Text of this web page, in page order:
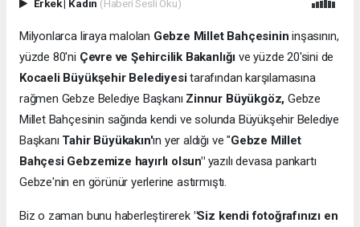
Erkek| Kadın (Haberi Sesli Oku)
Milyonlarca liraya malolan Gebze Millet Bahçesinin inşasının,
yüzde 80'ni Çevre ve Şehircilik Bakanlığı ve yüzde 20'sini de
Kocaeli Büyükşehir Belediyesitarafından karşılamasına
rağmen Gebze Belediye Başkanı Zinnur Büyükgöz, Gebze
Millet Bahçesinin sağında kendi ve solunda Büyükşehir Belediye
Başkanı Tahir Büyükakın'ın yer aldığı ve "Gebze Millet
Bahçesi Gebzemize hayırlı olsun"yazılı devasa pankartı
Gebze'nin en görünür yerlerine astırmıştı.
Biz o zaman bunu haberleştirerek "Siz kendi fotoğrafınızı en